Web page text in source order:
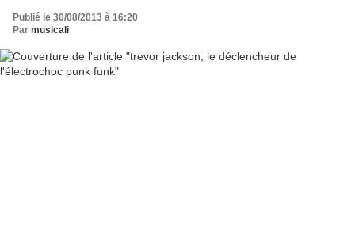
Publié le 30/08/2013 à 16:20
Par musicali